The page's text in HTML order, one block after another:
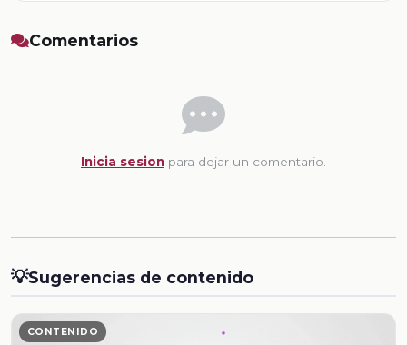
Comentarios
Inicia sesion para dejar un comentario.
💡Sugerencias de contenido
CONTENIDO